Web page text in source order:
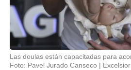
Las doulas están capacitadas para
Foto: Pavel Jurado Canseco
Excelsior